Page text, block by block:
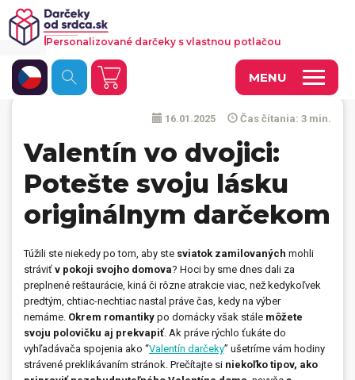
MENU
Hrnčeky a keramika
Kalendáre
Fotoknihy a fotozošity
Personalizované hry
Tričká a odevy
Vankúše a iný textil
Tašky, vaky, ruksaky
Personalizované darčeky s vlastnou potlačou
16.01.2025 Čas čítania: 3 min.
Valentín vo dvojici:
Potešte svoju lásku
originálnym darčekom
Túžili ste niekedy po tom, aby ste sviatok zamilovaných mohli
stráviť v pokoji svojho domova? Hoci by sme dnes dali za
preplnené reštaurácie, kiná či rôzne atrakcie viac, než kedykoľvek
predtým, chtiac-nechtiac nastal práve čas, kedy na výber
nemáme. Okrem romantiky po domácky však stále môžete
svoju polovičku aj prekvapiť. Ak práve rýchlo ťukáte do
vyhľadávača spojenia ako “Valentín darčeky” ušetríme vám hodiny
strávené preklikávaním stránok. Prečítajte si niekoľko tipov, ako